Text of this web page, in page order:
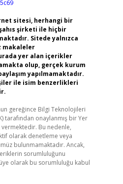
sitesi, herhangi bir
şirketi ile hiçbir
Sitede yalnızca
makaleler
yer alan içerikler
olup, gerçek kurum
yapılmamaktadır.
ile isim benzerlikleri
gereğince Bilgi Teknolojileri
tarafından onaylanmış bir Yer
vermektedir. Bu nedenle,
olarak denetleme veya
bulunmamaktadır. Ancak,
sorumluluğunu
olarak bu sorumluluğu kabul